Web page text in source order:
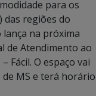
para os
das regiões do
lança na próxima
de Atendimento ao
Fácil. O espaço vai
MS e terá horário